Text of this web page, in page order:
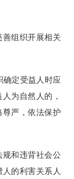
组织开展相关
确定受益人时应
为自然人的，
严，依法保护
和违背社会公
的利害关系人